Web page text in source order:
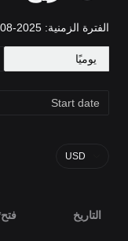
الفترة الزمنية: 2025-08-06 ~ 2026-08-06
يوميًا
USD
التاريخ